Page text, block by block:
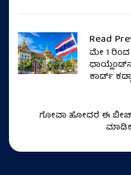
Read
ಮೇ 1
ಕಾರ್ಡ್
ಗೋವಾ ಹೋದರೆ ಈ